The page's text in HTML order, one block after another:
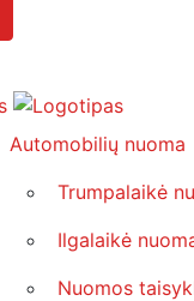
Automobilių nuoma
Trumpalaikė
Ilgalaikė
Nuomos